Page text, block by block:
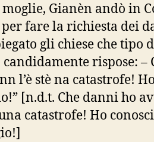
Gianèn andò in
fare la richiesta dei
gli chiese che tipo
candidamente rispose: –
l’è stè na catastrofe!
[n.d.t. Che danni ho
catastrofe! Ho